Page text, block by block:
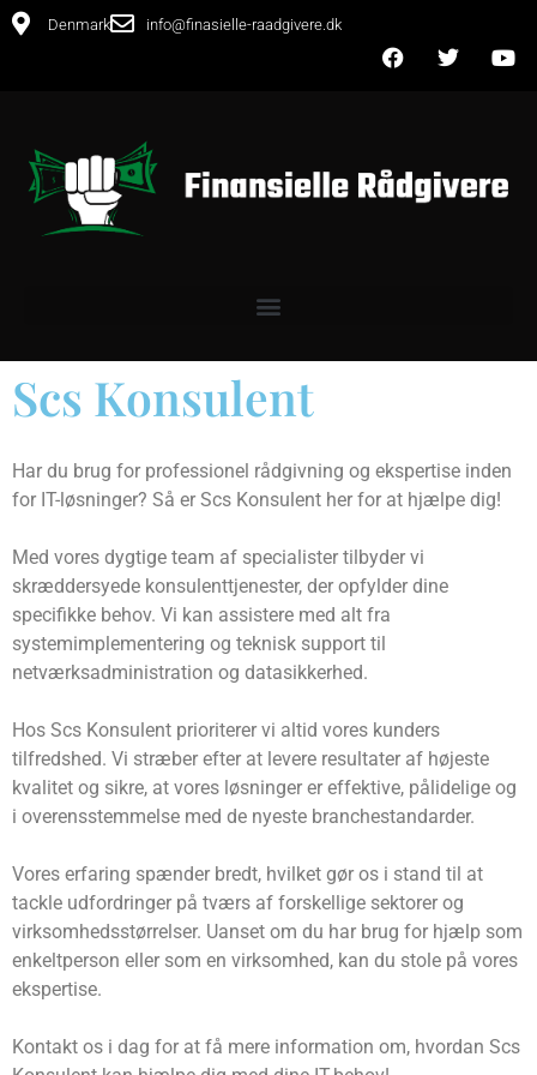
Denmark info@finasielle-raadgivere.dk
Scs Konsulent
Har du brug for professionel rådgivning og ekspertise inden
for IT-løsninger? Så er Scs Konsulent her for at hjælpe dig!
Med vores dygtige team af specialister tilbyder vi
skræddersyede konsulenttjenester, der opfylder dine
specifikke behov. Vi kan assistere med alt fra
systemimplementering og teknisk support til
netværksadministration og datasikkerhed.
Hos Scs Konsulent prioriterer vi altid vores kunders
tilfredshed. Vi stræber efter at levere resultater af højeste
kvalitet og sikre, at vores løsninger er effektive, pålidelige og
i overensstemmelse med de nyeste branchestandarder.
Vores erfaring spænder bredt, hvilket gør os i stand til at
tackle udfordringer på tværs af forskellige sektorer og
virksomhedsstørrelser. Uanset om du har brug for hjælp som
enkeltperson eller som en virksomhed, kan du stole på vores
ekspertise.
Kontakt os i dag for at få mere information om, hvordan Scs